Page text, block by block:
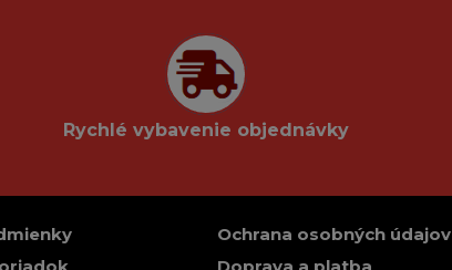
Rychlé vybavenie objednávky
Ochrana osobných údajov